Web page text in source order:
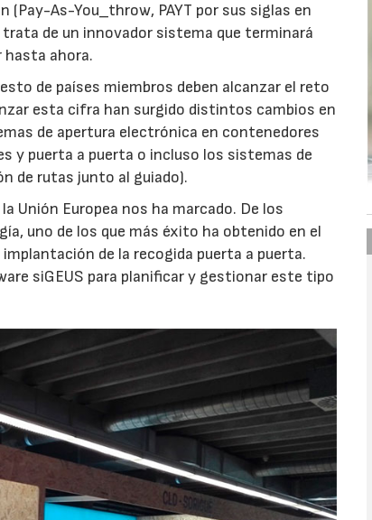
As-You_throw, PAYT por sus siglas en
de un innovador sistema que terminará
hasta ahora.
de países miembros deben alcanzar el reto
esta cifra han surgido distintos cambios en
de apertura electrónica en contenedores
y puerta a puerta o incluso los sistemas de
de rutas junto al guiado).
Unión Europea nos ha marcado. De los
uno de los que más éxito ha obtenido en el
de la recogida puerta a puerta.
siGEUS para planificar y gestionar este tipo